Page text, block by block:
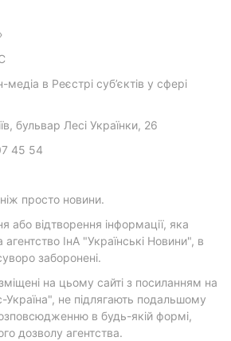
медіа в Реєстрі суб’єктів у сфері
бульвар Лесі Українки, 26
45 54
просто новини.
або відтворення інформації, яка
ІнА "Українські Новини", в
заборонені.
на цьому сайті з посиланням на
Україна", не підлягають подальшому
в будь-якій формі,
дозволу агентства.